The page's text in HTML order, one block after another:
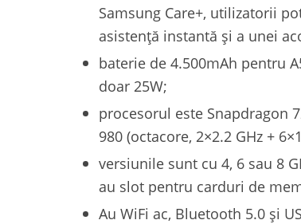
Samsung Care+, utilizatorii
asistență instantă și a unei
baterie de 4.500mAh pentru
doar 25W;
procesorul este Snapdragon
980 (octacore, 2×2.2 GHz +
versiunile sunt cu 4, 6 sau 8
au slot pentru carduri de
Au WiFi ac, Bluetooth 5.0 și